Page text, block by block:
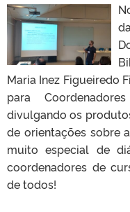
Maria Inez Figueiredo
para
divulgando os
de orientações sobre
muito especial de
coordenadores de
de todos!